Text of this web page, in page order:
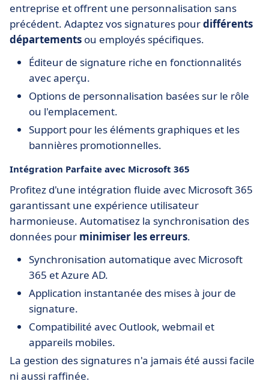
entreprise et offrent une personnalisation sans
précédent. Adaptez vos signatures pourdifférents
départements ou employés spécifiques.
Éditeur de signature riche en fonctionnalités
avec aperçu.
Options de personnalisation basées sur le rôle
ou l'emplacement.
Support pour les éléments graphiques et les
bannières promotionnelles.
Intégration Parfaite avec Microsoft 365
Profitez d'une intégration fluide avec Microsoft 365
garantissant une expérience utilisateur
harmonieuse. Automatisez la synchronisation des
données pour minimiser les erreurs.
Synchronisation automatique avec Microsoft
365 et Azure AD.
Application instantanée des mises à jour de
signature.
Compatibilité avec Outlook, webmail et
appareils mobiles.
La gestion des signatures n'a jamais été aussi facile
ni aussi raffinée.